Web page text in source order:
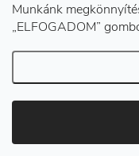
Munkánk
„ELFOGADOM”
Facebook
Copyright 2026DUAL